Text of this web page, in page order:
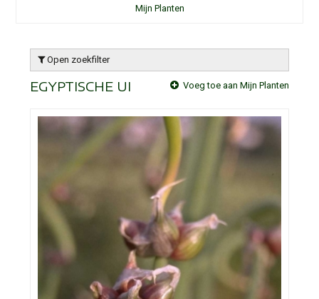
Mijn Planten
Open zoekfilter
EGYPTISCHE UI Voeg toe aan Mijn Planten